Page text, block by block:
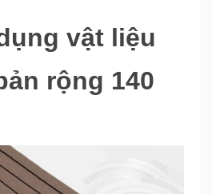
vật liệu
rộng 140